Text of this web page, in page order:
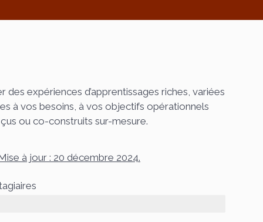
expériences d’apprentissages riches, variées
à vos besoins, à vos objectifs opérationnels
ou co-construits sur-mesure.
à jour : 20 décembre 2024.